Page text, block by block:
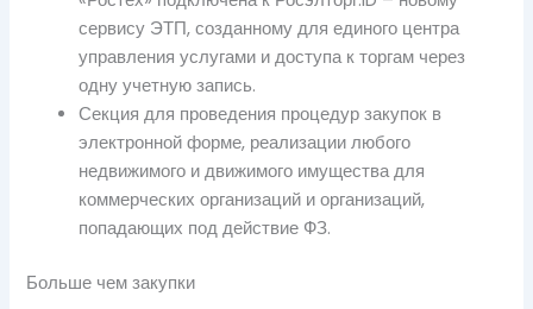
сервису ЭТП, созданному для единого центра
управления услугами и доступа к торгам через
одну учетную запись.
Секция для проведения процедур закупок в
электронной форме, реализации любого
недвижимого и движимого имущества для
коммерческих организаций и организаций,
попадающих под действие ФЗ.
Больше чем закупки